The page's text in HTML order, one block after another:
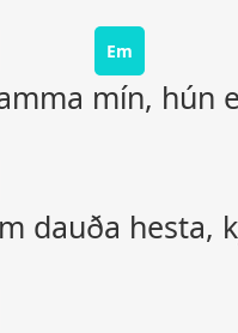
Em
mín, hún
dauða hesta,